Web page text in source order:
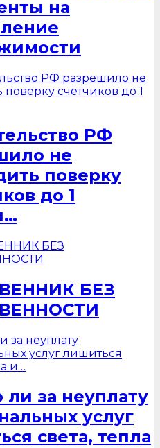
на
РФ
не
поверку
до 1
БЕЗ
за неуплату
услуг
света, тепла